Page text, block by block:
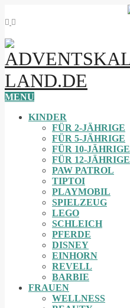
MENU
KINDER
FÜR 2-JÄHRIGE
FÜR 5-JÄHRIGE
FÜR 10-JÄHRIGE
FÜR 12-JÄHRIGE
PAW PATROL
TIPTOI
PLAYMOBIL
SPIELZEUG
LEGO
SCHLEICH
PFERDE
DISNEY
EINHORN
REVELL
BARBIE
FRAUEN
WELLNESS